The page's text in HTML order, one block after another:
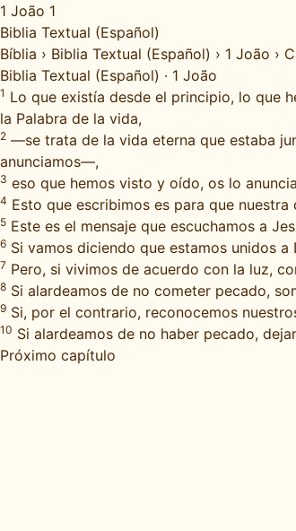
1 João 1
Biblia Textual (Español)
Bíblia › Biblia Textual (Español) › 1 João ›
Biblia Textual (Español) · 1 João
1 Lo que existía desde el principio, lo que
la Palabra de la vida,
2 —se trata de la vida eterna que estaba
anunciamos—,
3 eso que hemos visto y oído, os lo
4 Esto que escribimos es para que
5 Este es el mensaje que escuchamos a
6 Si vamos diciendo que estamos unidos
7 Pero, si vivimos de acuerdo con la luz,
8 Si alardeamos de no cometer pecado,
9 Si, por el contrario, reconocemos
10 Si alardeamos de no haber pecado,
Próximo capítulo